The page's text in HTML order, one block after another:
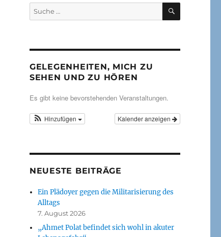
Suche
nach:
SUCHEN
GELEGENHEITEN, MICH ZU
SEHEN UND ZU HÖREN
Es gibt keine bevorstehenden Veranstaltungen.
Kalender anzeigen
Hinzufügen
NEUESTE BEITRÄGE
Ein Plädoyer gegen die Militarisierung des
Alltags
7. August 2026
„Ahmet Polat befindet sich wohl in akuter